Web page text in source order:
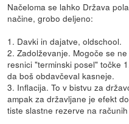
Načeloma se lahko Država
načine, grobo deljeno:
1. Davki in dajatve, oldschool.
2. Zadolževanje. Mogoče se
resnici "terminski posel" točke
da boš obdavčeval kasneje.
3. Inflacija. To v bistvu za
ampak za državljane je efekt
tiste slastne rezerve na